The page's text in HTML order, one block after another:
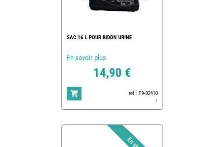
SAC 16 L POUR BIDON URINE
En savoir plus
14,90 €
ref : T9-02410
1